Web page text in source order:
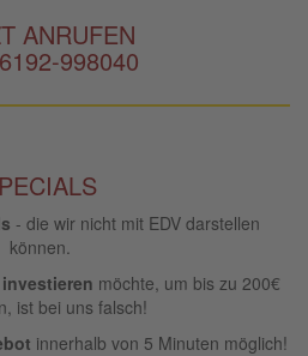
ANRUFEN
998040
- die wir nicht mit EDV darstellen
können.
möchte, um bis zu 200€
ist bei uns falsch!
innerhalb von 5 Minuten möglich!